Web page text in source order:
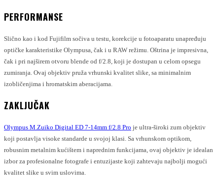
PERFORMANSE
Slično kao i kod Fujifilm sočiva u testu, korekcije u fotoaparatu unapređuju
optičke karakteristike Olympusa, čak i u RAW režimu. Oštrina je impresivna,
čak i pri najširem otvoru blende od f/2.8, koji je dostupan u celom opsegu
zumiranja. Ovaj objektiv pruža vrhunski kvalitet slike, sa minimalnim
izobličenjima i hromatskim aberacijama.
ZAKLJUČAK
Olympus M.Zuiko Digital ED 7-14mm f/2.8 Pro je ultra-široki zum objektiv
koji postavlja visoke standarde u svojoj klasi. Sa vrhunskom optikom,
robusnim metalnim kućištem i naprednim funkcijama, ovaj objektiv je idealan
izbor za profesionalne fotografe i entuzijaste koji zahtevaju najbolji mogući
kvalitet slike u svim uslovima.